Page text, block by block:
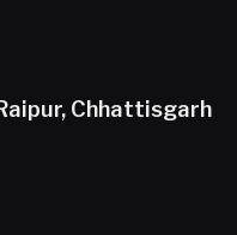
Chhattisgarh